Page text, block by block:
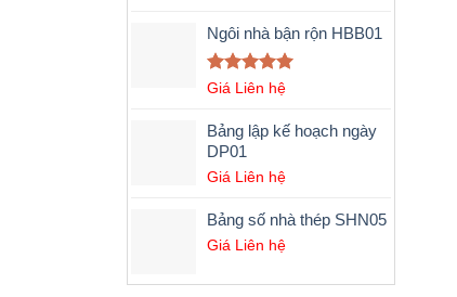
5 sao
Ngôi nhà bận rộn HBB01
Được xếp
5 sao
Giá Liên hệ
Bảng lập kế hoạch ngày
DP01
Giá Liên hệ
Bảng số nhà thép SHN05
Giá Liên hệ